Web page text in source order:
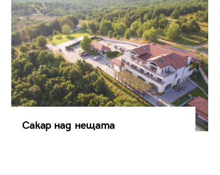
Сакар над нещата